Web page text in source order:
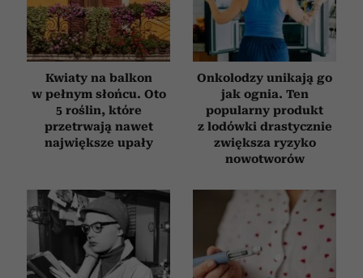
Kwiaty na balkon
w pełnym słońcu. Oto
5 roślin, które
przetrwają nawet
największe upały
Onkolodzy unikają go
jak ognia. Ten
popularny produkt
z lodówki drastycznie
zwiększa ryzyko
nowotworów